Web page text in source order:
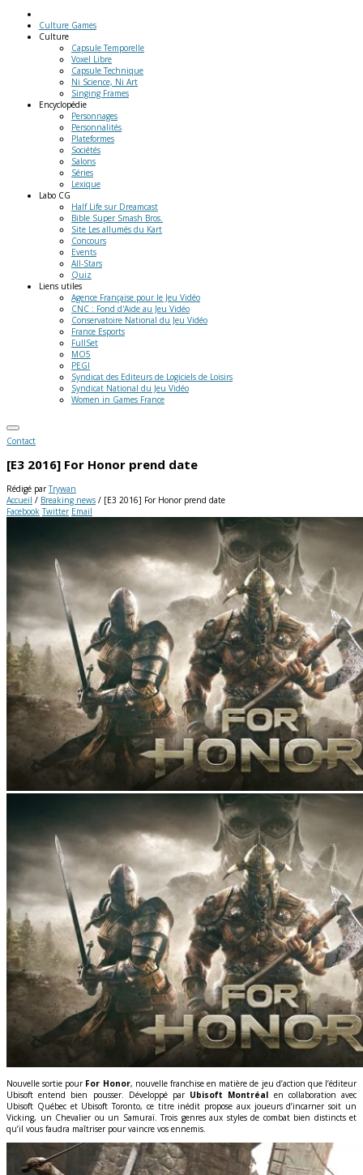
Culture Games
Culture
Capsule Temporelle
Voxel Libre
Capsule Technique
Ni Science, Ni Art
Singing Frames
Encyclopédie
Personnages
Personnalités
Plateformes
Sociétés
Salons
Séries
Lexique
Labo CG
Half Life sur Dreamcast
Bible Super Smash Bros.
Site Les allumés du Kart
Concours
Events
All-Stars
Quiz
Liens utiles
Agence Française pour le Jeu Vidéo
CNC : Fond d'Aide au Jeu Vidéo
Conservatoire National du Jeu Vidéo
France Esports
FullSet
MO5
PEGI
Syndicat des Editeurs de Logiciels de Loisirs
Syndicat National du Jeu Vidéo
Women in Games France
Contact
[E3 2016] For Honor prend date
Rédigé parTrywan
Accueil / Breaking news / [E3 2016] For Honor prend date
Facebook Twitter Email
Nouvelle sortie pour For Honor, nouvelle franchise en matière de jeu d’action que l’éditeur
Ubisoft entend bien pousser. Développé par Ubisoft Montréal en collaboration avec
Ubisoft Québec et Ubisoft Toronto, ce titre inédit propose aux joueurs d’incarner soit un
Vicking, un Chevalier ou un Samuraï. Trois genres aux styles de combat bien distincts et
qu’il vous faudra maîtriser pour vaincre vos ennemis.